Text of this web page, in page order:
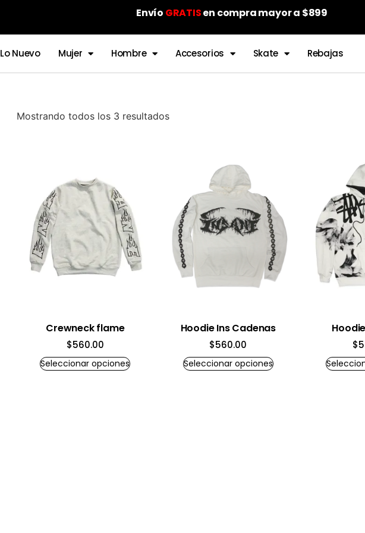
Envío GRATISen compra mayor a $899
Lo Nuevo Mujer Hombre Accesorios Skate Rebajas
Mostrando todos los 3 resultados
Crewneck flame
$560.00
Seleccionar opciones
Hoodie Ins Cadenas
$560.00
Seleccionar opciones
$